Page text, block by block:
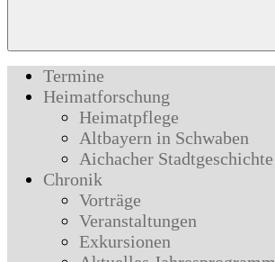
Termine
Heimatforschung
Heimatpflege
Altbayern in Schwaben
Aichacher Stadtgeschichte
Chronik
Vorträge
Veranstaltungen
Exkursionen